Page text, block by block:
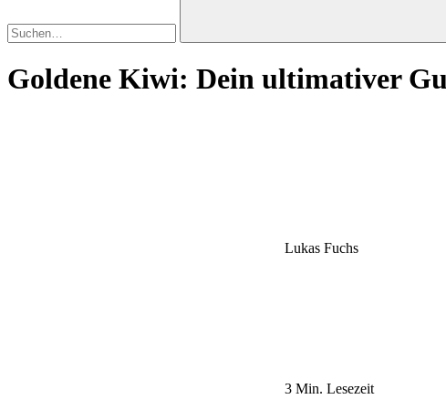
Goldene Kiwi: Dein ultimativer
Lukas Fuchs
3 Min. Lesezeit